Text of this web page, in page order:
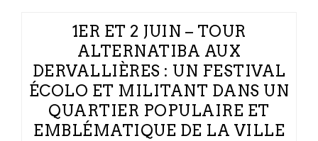
1ER ET 2 JUIN – TOUR
ALTERNATIBA AUX
DERVALLIÈRES : UN FESTIVAL
ÉCOLO ET MILITANT DANS UN
QUARTIER POPULAIRE ET
EMBLÉMATIQUE DE LA VILLE